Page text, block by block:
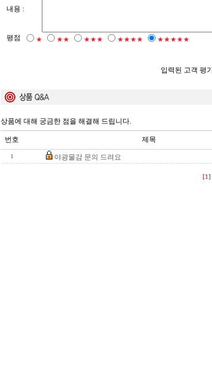
내용 :
평점 ★ ★★ ★★★ ★★★★ ★★★★★
입력된 고객 평
상품에 대해 궁금한 점을 해결해 드립니다.
번호 제목
1 야광물감 문의 드려요
[1]